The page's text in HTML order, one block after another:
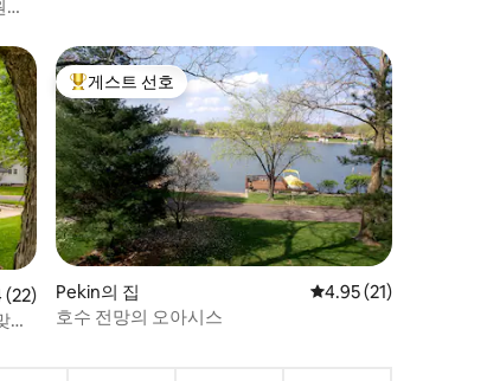
점(5점 만점), 후기 22개
(22)
춤
상위 게스트 선호
게스트 선호
Pekin의 집 평점 4.95점(5점 만점
4.95 (21)
호수 전망의 오아시스